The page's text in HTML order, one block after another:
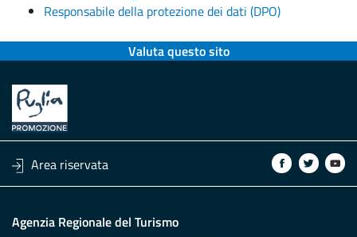
Responsabile della protezione dei dati (DPO)
Valuta questo sito
Area riservata
Agenzia Regionale del Turismo